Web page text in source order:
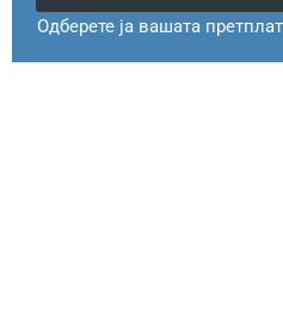
Одберете ја вашата